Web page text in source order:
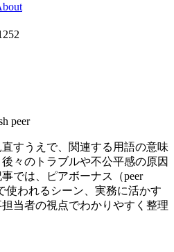
peer
すうえで、関連する用語の意味
々のトラブルや不公平感の原因
では、ピアボーナス（peer
使われるシーン、実務に活かす
当者の視点でわかりやすく整理